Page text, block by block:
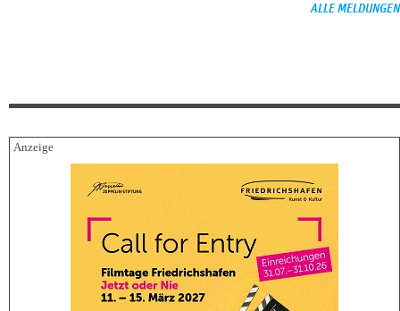
ALLE MELDUNGEN